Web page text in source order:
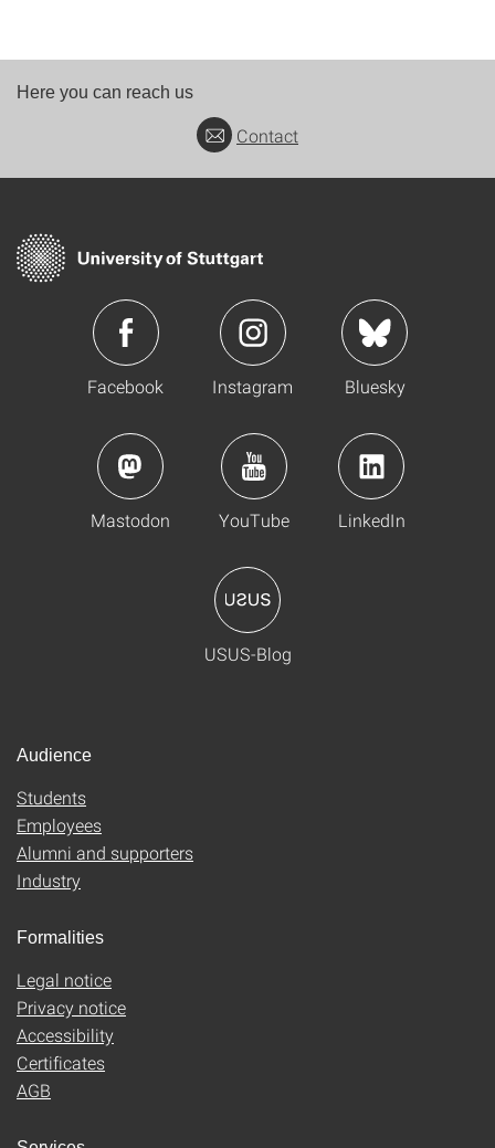
Here you can reach us
Contact
Facebook Instagram Bluesky
Mastodon YouTube LinkedIn
USUS-Blog
Audience
Students
Employees
Alumni and supporters
Industry
Formalities
Legal notice
Privacy notice
Accessibility
Certificates
AGB